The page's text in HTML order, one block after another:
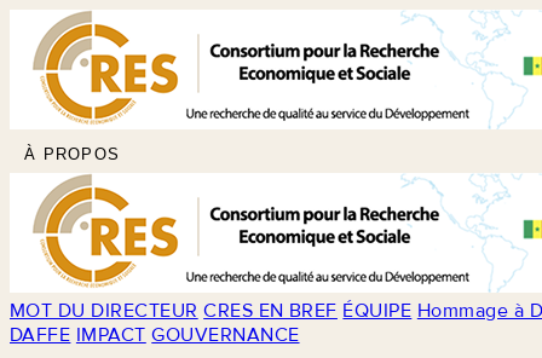
À PROPOS
MOT DU DIRECTEUR CRES EN BREF ÉQUIPE Hommage à
DAFFE IMPACT GOUVERNANCE